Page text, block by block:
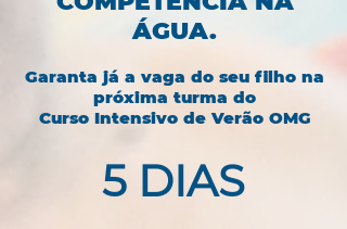
ÁGUA.
Garanta já a vaga do seu filho na
próxima turma do
Curso Intensivo de Verão OMG
5 DIAS